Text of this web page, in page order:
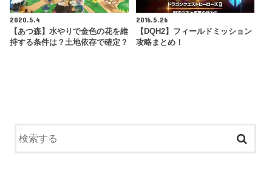
2020.5.4
【あつ森】水やりで金色の花を維
持する条件は？土地依存で確定？
2016.5.26
【DQH2】フィールドミッション
攻略まとめ！